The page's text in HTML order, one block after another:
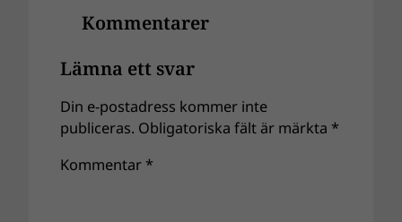
Kommentarer
Lämna ett svar
Din e-postadress kommer inte
publiceras. Obligatoriska fält är märkta *
Kommentar *